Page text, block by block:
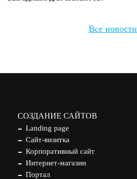
Все новости
СОЗДАНИЕ САЙТОВ
Landing page
Сайт-визитка
Корпоративный сайт
Интернет-магазин
Портал